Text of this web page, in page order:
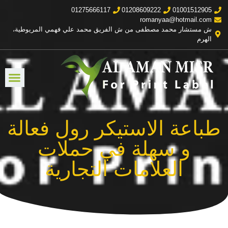
01001512905
01208609222
01275666117
romanyaa@hotmail.com
ش مستشار محمد مصطفى من ش الفريق محمد علي فهمي المريوطية،
الهرم
طباعة الاستيكر رول فعالة
و سهلة في حملات
العلامات التجارية